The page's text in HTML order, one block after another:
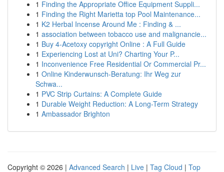
1 Finding the Appropriate Office Equipment Suppli...
1 Finding the Right Marietta top Pool Maintenance...
1 K2 Herbal Incense Around Me : Finding & ...
1 association between tobacco use and malignancie...
1 Buy 4-Acetoxy copyright Online : A Full Guide
1 Experiencing Lost at Uni? Charting Your P...
1 Inconvenience Free Residential Or Commercial Pr...
1 Online Kinderwunsch-Beratung: Ihr Weg zur
Schwa...
1 PVC Strip Curtains: A Complete Guide
1 Durable Weight Reduction: A Long-Term Strategy
1 Ambassador Brighton
Copyright © 2026 | Advanced Search | Live | Tag Cloud | Top